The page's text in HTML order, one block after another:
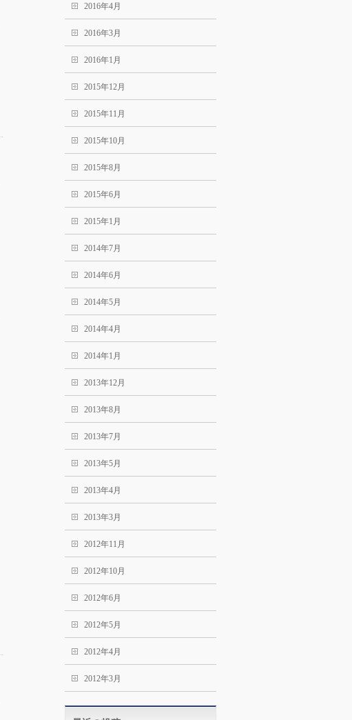
2016年4月
2016年3月
2016年1月
2015年12月
2015年11月
2015年10月
2015年8月
2015年6月
2015年1月
2014年7月
2014年6月
2014年5月
2014年4月
2014年1月
2013年12月
2013年8月
2013年7月
2013年5月
2013年4月
2013年3月
2012年11月
2012年10月
2012年6月
2012年5月
2012年4月
2012年3月